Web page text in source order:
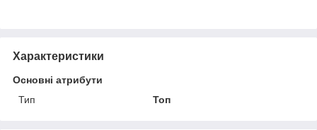
Характеристики
Основні атрибути
Тип
Топ